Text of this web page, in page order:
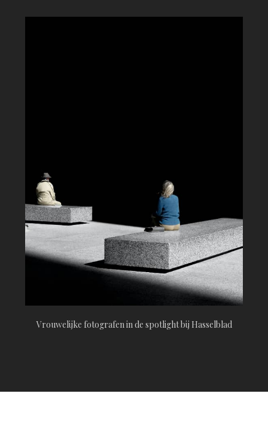
Vrouwelijke fotografen in de spotlight bij Hasselblad